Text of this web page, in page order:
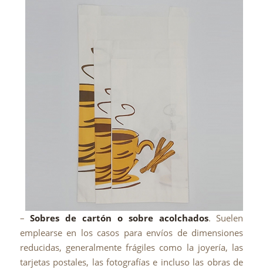
–Sobres de cartón o sobre acolchados. Suelen
emplearse en los casos para envíos de dimensiones
reducidas, generalmente frágiles como la joyería, las
tarjetas postales, las fotografías e incluso las obras de